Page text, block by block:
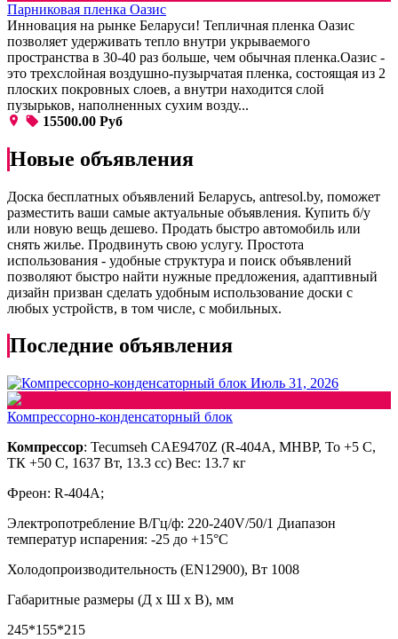
Парниковая пленка Оазис
Инновация на рынке Беларуси! Тепличная пленка Оазис
позволяет удерживать тепло внутри укрываемого
пространства в 30-40 раз больше, чем обычная пленка.Оазис -
это трехслойная воздушно-пузырчатая пленка, состоящая из 2
плоских покровных слоев, а внутри находится слой
пузырьков, наполненных сухим возду...
15500.00 Руб
Новые объявления
Доска бесплатных объявлений Беларусь, antresol.by, поможет
разместить ваши самые актуальные объявления. Купить б/у
или новую вещь дешево. Продать быстро автомобиль или
снять жилье. Продвинуть свою услугу. Простота
использования - удобные структура и поиск объявлений
позволяют быстро найти нужные предложения, адаптивный
дизайн призван сделать удобным использование доски с
любых устройств, в том числе, с мобильных.
Последние объявления
Июль 31, 2026
Компрессорно-конденсаторный блок
Компрессор: Tecumseh CAE9470Z (R-404A, МНВР, То +5 C,
ТК +50 С, 1637 Вт, 13.3 сс) Вес: 13.7 кг
Фреон: R-404А;
Электропотребление В/Гц/ф: 220-240V/50/1 Диапазон
температур испарения: -25 до +15°С
Холодопроизводительность (EN12900), Вт 1008
Габаритные размеры (Д х Ш х В), мм
245*155*215